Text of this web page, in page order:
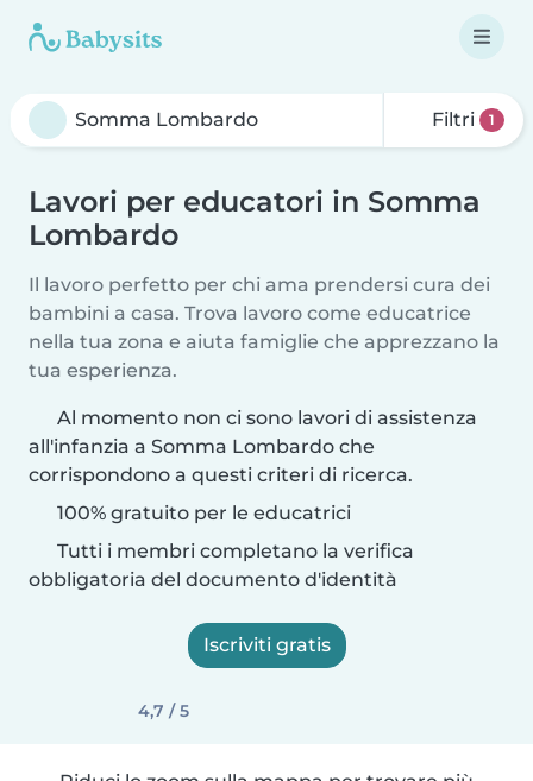
Filtri 1
Lavori per educatori in Somma
Lombardo
Il lavoro perfetto per chi ama prendersi cura dei
bambini a casa. Trova lavoro come educatrice
nella tua zona e aiuta famiglie che apprezzano la
tua esperienza.
Al momento non ci sono lavori di assistenza
all'infanzia a Somma Lombardo che
corrispondono a questi criteri di ricerca.
100% gratuito per le educatrici
Tutti i membri completano la verifica
obbligatoria del documento d'identità
Iscriviti gratis
4,7 / 5